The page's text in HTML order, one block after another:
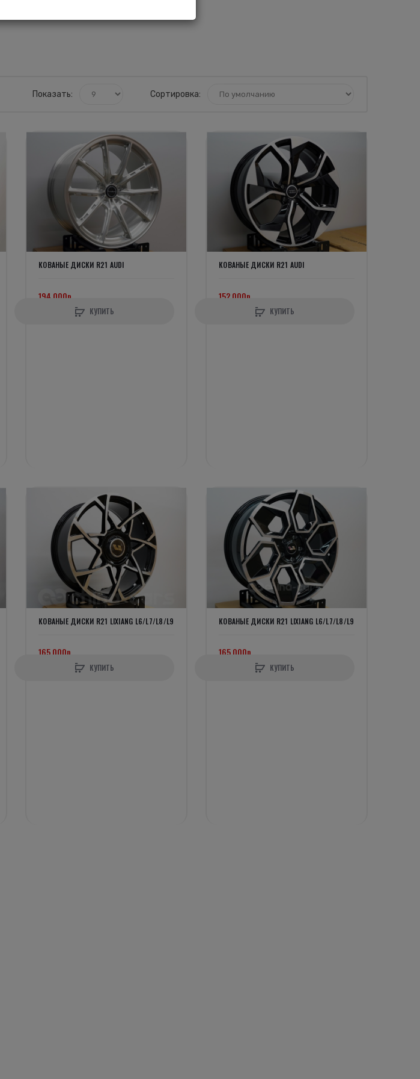
Сортировка:
Показать:
КОВАНЫЕ ДИСКИ R21 AUDI
194 000р.
КУПИТЬ
КОВАНЫЕ ДИСКИ R21 AUDI
152 000р.
КУПИТЬ
КОВАНЫЕ ДИСКИ R21 LIXIANG L6/L7/L8/L9
165 000р.
КУПИТЬ
КОВАНЫЕ ДИСКИ R21 LIXIANG L6/L7/L8/L9
165 000р.
КУПИТЬ